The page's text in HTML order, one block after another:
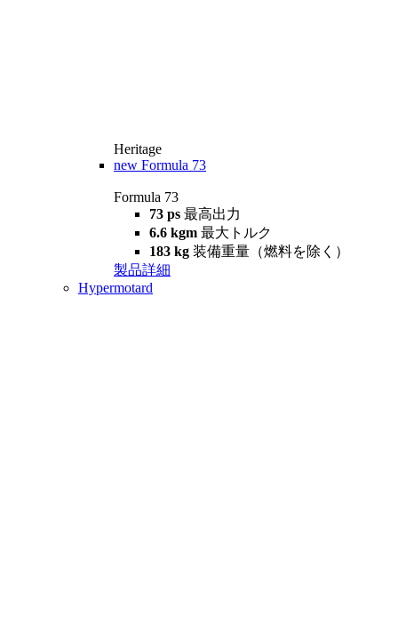
Heritage
new Formula 73
Formula 73
73 ps 最高出力
6.6 kgm 最大トルク
183 kg 装備重量（燃料を除く）
製品詳細
Hypermotard